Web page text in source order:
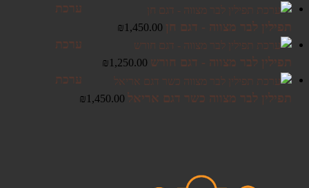
ערכת
תפילין לבר מצווה - דגם חן
₪1,450.00
ערכת
תפילין לבר מצווה - דגם חורש
₪1,250.00
ערכת
תפילין לבר מצווה כשר דגם אריאל
₪1,450.00